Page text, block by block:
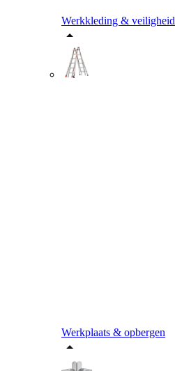
Werkkleding & veiligheid
Werkplaats & opbergen